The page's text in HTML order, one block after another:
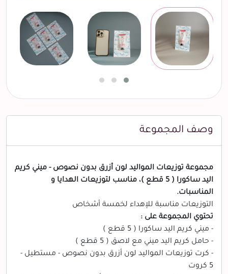
وصف المجموعة
مجموعة توزيعات المواليد لون أزرق بدون نصوص - ميني كريم
اليد ساكورا ( 5 قطع )، مناسب لتوزيعات الهدايا و
المناسبات.
التوزيعات مناسبة للإهداء لخمسة أشخاص
تحتوي المجموعة على :
- ميني كريم اليد ساكورا ( 5 قطع )
- حامل كريم اليد ميني مع لاصق ( 5 قطع )
- كرت توزيعات المواليد لون أزرق بدون نصوص - مستطيل -
5 كروت